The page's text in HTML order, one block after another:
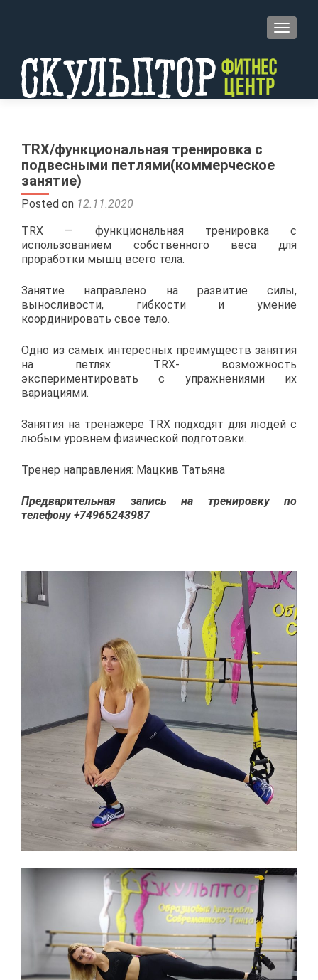
TRX/функциональная тренировка с
подвесными петлями(коммерческое
занятие)
Posted on 12.11.2020
TRX — функциональная тренировка с
использованием собственного веса для
проработки мышц всего тела.
Занятие направлено на развитие силы,
выносливости, гибкости и умение
координировать свое тело.
Одно из самых интересных преимуществ занятия
на петлях TRX- возможность
экспериментировать с упражнениями их
вариациями.
Занятия на тренажере TRX подходят для людей с
любым уровнем физической подготовки.
Тренер направления: Мацкив Татьяна
Предварительная запись на тренировку по
телефону +74965243987